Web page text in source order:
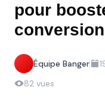
pour
Équipe Banger
82 vues